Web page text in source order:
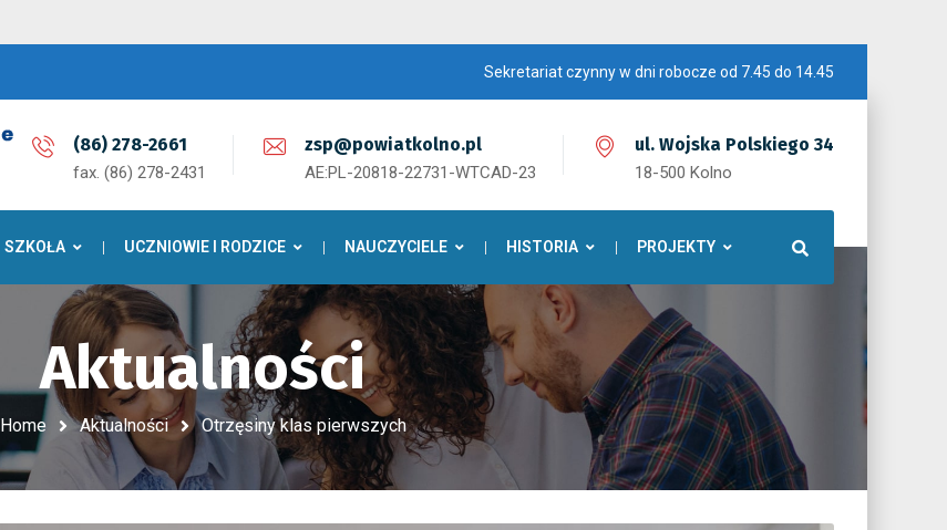
Sekretariat czynny w dni robocze od 7.45 do 14.45
(86) 278-2661
fax. (86) 278-2431
zsp@powiatkolno.pl
AE:PL-20818-22731-WTCAD-23
ul. Wojska Polskiego 34
18-500 Kolno
SZKOŁA UCZNIOWIE I RODZICE NAUCZYCIELE HISTORIA PROJEKTY
Aktualności
Home Aktualności Otrzęsiny klas pierwszych